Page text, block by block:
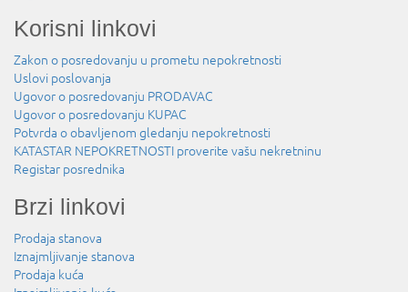
Korisni linkovi
Zakon o posredovanju u prometu nepokretnosti
Uslovi poslovanja
Ugovor o posredovanju PRODAVAC
Ugovor o posredovanju KUPAC
Potvrda o obavljenom gledanju nepokretnosti
KATASTAR NEPOKRETNOSTI proverite vašu nekretninu
Registar posrednika
Brzi linkovi
Prodaja stanova
Iznajmljivanje stanova
Prodaja kuća